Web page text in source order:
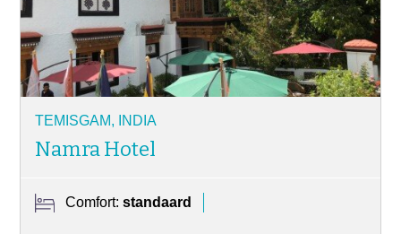
TEMISGAM, INDIA
Namra Hotel
Comfort:standaard